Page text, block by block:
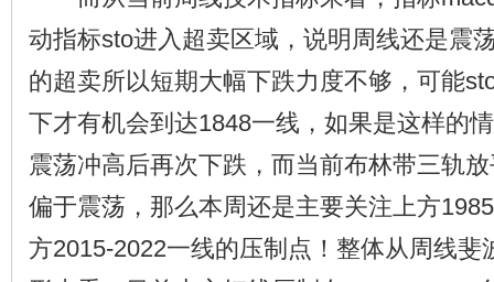
动指标sto进入超卖区域，说明周线还是震
的超卖所以短期大幅下跌力度不够，可能
下才有机会到达1848一线，如果是这样的
震荡冲高后再次下跌，而当前布林带三轨
偏于震荡，那么本周还是主要关注上方
方2015-2022一线的压制点！整体从周线斐